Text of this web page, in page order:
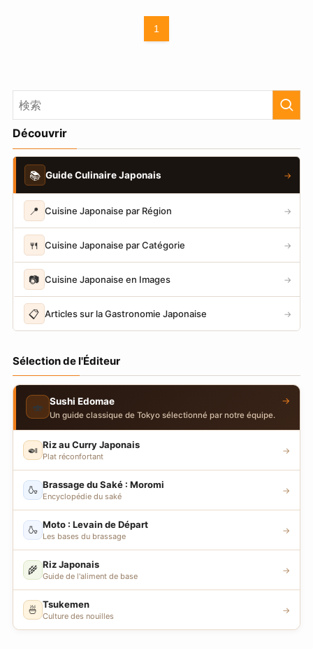
1
Découvrir
📚 Guide Culinaire Japonais →
📍 Cuisine Japonaise par Région →
🍴 Cuisine Japonaise par Catégorie →
📷 Cuisine Japonaise en Images →
📋 Articles sur la Gastronomie Japonaise →
Sélection de l'Éditeur
🍣 Sushi Edomae
Un guide classique de Tokyo sélectionné par notre équipe.
→
🍛 Riz au Curry Japonais
Plat réconfortant
→
🍶 Brassage du Saké : Moromi
Encyclopédie du saké
→
🍶 Moto : Levain de Départ
Les bases du brassage
→
🌾 Riz Japonais
Guide de l'aliment de base
→
🍜 Tsukemen
Culture des nouilles
→